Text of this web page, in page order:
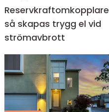
Reservkraftomkopplare
så skapas trygg el vid
strömavbrott